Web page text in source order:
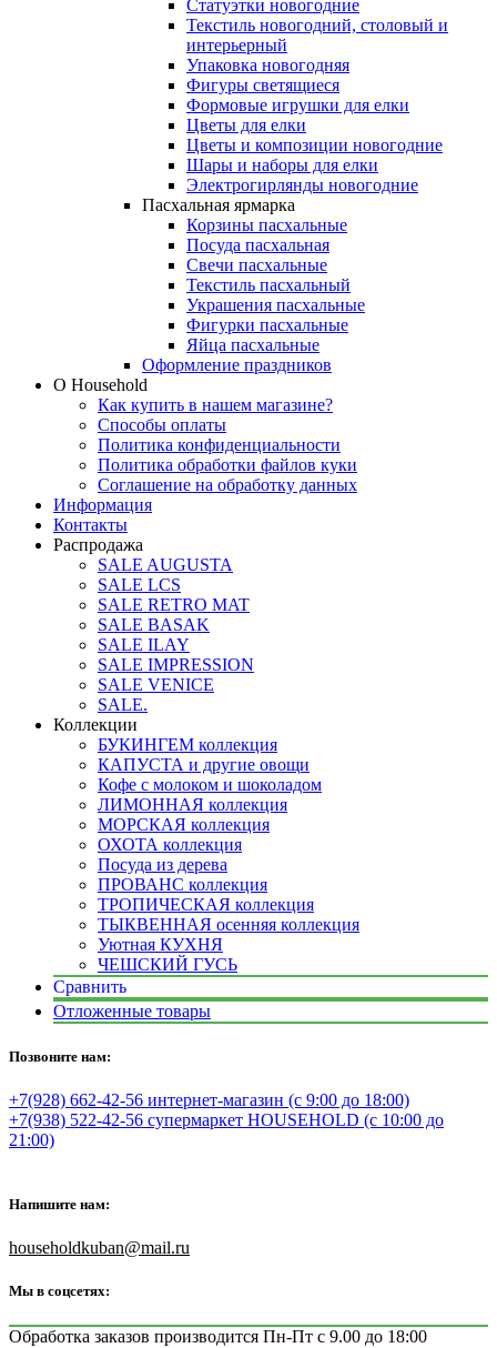
Статуэтки новогодние
Текстиль новогодний, столовый и
интерьерный
Упаковка новогодняя
Фигуры светящиеся
Формовые игрушки для елки
Цветы для елки
Цветы и композиции новогодние
Шары и наборы для елки
Электрогирлянды новогодние
Пасхальная ярмарка
Корзины пасхальные
Посуда пасхальная
Свечи пасхальные
Текстиль пасхальный
Украшения пасхальные
Фигурки пасхальные
Яйца пасхальные
Оформление праздников
О Household
Как купить в нашем магазине?
Способы оплаты
Политика конфиденциальности
Политика обработки файлов куки
Соглашение на обработку данных
Информация
Контакты
Распродажа
SALE AUGUSTA
SALE LCS
SALE RETRO MAT
SALE BASAK
SALE ILAY
SALE IMPRESSION
SALE VENICE
SALE.
Коллекции
БУКИНГЕМ коллекция
КАПУСТА и другие овощи
Кофе с молоком и шоколадом
ЛИМОННАЯ коллекция
МОРСКАЯ коллекция
ОХОТА коллекция
Посуда из дерева
ПРОВАНС коллекция
ТРОПИЧЕСКАЯ коллекция
ТЫКВЕННАЯ осенняя коллекция
Уютная КУХНЯ
ЧЕШСКИЙ ГУСЬ
Сравнить
Отложенные товары
Позвоните нам:
+7(928) 662-42-56 интернет-магазин (с 9:00 до 18:00)
+7(938) 522-42-56 супермаркет HOUSEHOLD (с 10:00 до
21:00)
Напишите нам:
householdkuban@mail.ru
Мы в соцсетях:
Обработка заказов производится Пн-Пт с 9.00 до 18:00